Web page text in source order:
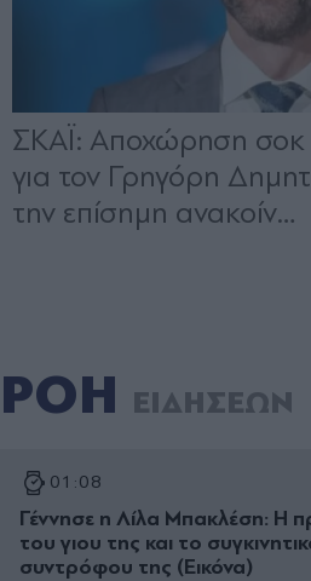
ΡΟΗ ΕΙΔΗΣΕΩΝ
01:08
Γέννησε η Λίλα Μπακλέση: Η
του γιου της και το
συντρόφου της (Εικόνα)